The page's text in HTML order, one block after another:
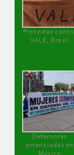
Protestas
VALE, Brasil
Defensoras
amenazadas en